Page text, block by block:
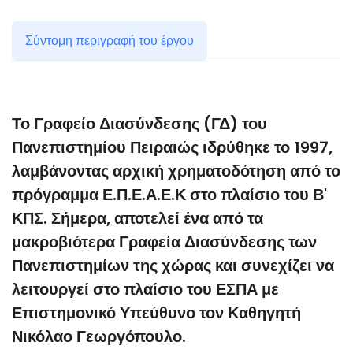
Σύντομη περιγραφή του έργου
Το Γραφείο Διασύνδεσης (ΓΔ) του
Πανεπιστημίου Πειραιώς ιδρύθηκε το 1997,
λαμβάνοντας αρχική χρηματοδότηση από το
πρόγραμμα Ε.Π.Ε.Α.Ε.Κ στο πλαίσιο του Β'
ΚΠΣ. Σήμερα, αποτελεί ένα από τα
μακροβιότερα Γραφεία Διασύνδεσης των
Πανεπιστημίων της χώρας και συνεχίζει να
λειτουργεί στο πλαίσιο του ΕΣΠΑ με
Επιστημονικό Υπεύθυνο τον Καθηγητή
Νικόλαο Γεωργόπουλο.